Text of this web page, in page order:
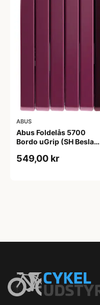
ABUS
Abus Foldelås 5700
Bordo uGrip (SH Beslag)
549,00 kr